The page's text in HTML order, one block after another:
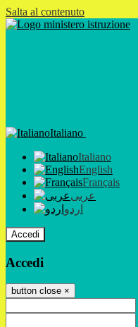
Salta al contenuto
Italiano
Italiano
English
Français
عربى
اردو
Accedi
Accedi
button close ×